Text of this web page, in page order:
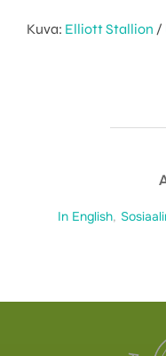
Kuva: Elliott Stallion /
In English,